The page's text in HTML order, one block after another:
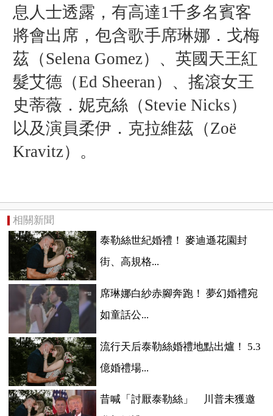
息人士透露，有高達1千多名賓客
將會出席，包含歌手席琳娜．戈梅
茲（Selena Gomez）、英國天王紅
髮艾德（Ed Sheeran）、搖滾女王
史蒂薇．妮克絲（Stevie Nicks）
以及演員柔伊．克拉維茲（Zoë
Kravitz）。
相關新聞
泰勒絲世紀婚禮！ 麥迪遜花園封
街、高規格...
席琳娜白紗赤腳奔跑！ 夢幻婚禮宛
如童話公...
流行天后泰勒絲婚禮地點出爐！ 5.3
億婚禮場...
昔喊「討厭泰勒絲」 川普未獲邀